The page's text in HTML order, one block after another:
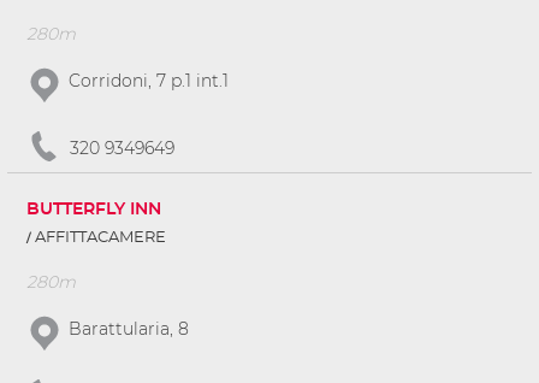
280m
Corridoni, 7 p.1 int.1
320 9349649
BUTTERFLY INN
AFFITTACAMERE
280m
Barattularia, 8